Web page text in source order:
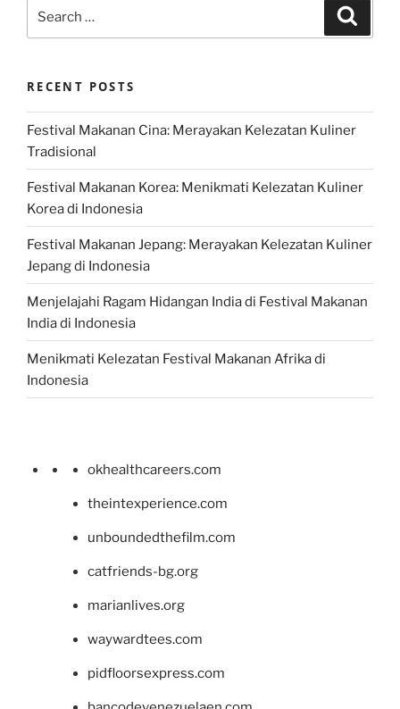
RECENT POSTS
Festival Makanan Cina: Merayakan Kelezatan Kuliner
Tradisional
Festival Makanan Korea: Menikmati Kelezatan Kuliner
Korea di Indonesia
Festival Makanan Jepang: Merayakan Kelezatan Kuliner
Jepang di Indonesia
Menjelajahi Ragam Hidangan India di Festival Makanan
India di Indonesia
Menikmati Kelezatan Festival Makanan Afrika di
Indonesia
okhealthcareers.com
theintexperience.com
unboundedthefilm.com
catfriends-bg.org
marianlives.org
waywardtees.com
pidfloorsexpress.com